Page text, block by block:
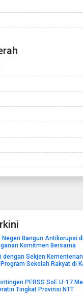
Bangun Antikorupsi
Komitmen Bersama
dengan Sekjen Kementerian
Sekolah Rakyat di
PERSS SoE U-17
Tingkat Provinsi NTT